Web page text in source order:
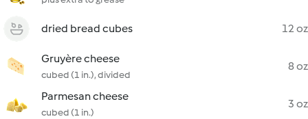
dried bread cubes 12 oz
Gruyère cheese
cubed (1 in.), divided
8 oz
Parmesan cheese
cubed (1 in.)
3 oz